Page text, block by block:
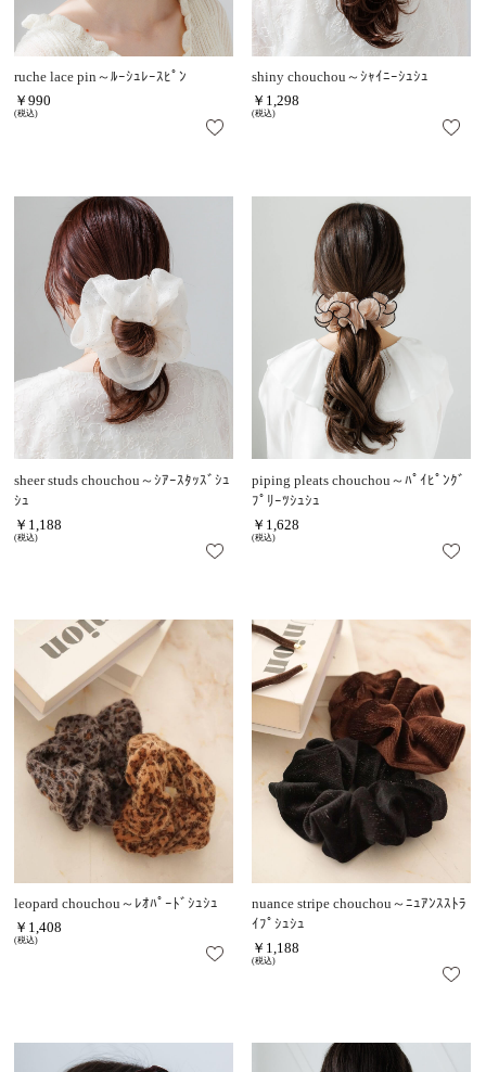
ruche lace pin～ﾙｰｼｭﾚｰｽﾋﾟﾝ
￥990
(税込)
shiny chouchou～ｼｬｲﾆｰｼｭｼｭ
￥1,298
(税込)
sheer studs chouchou～ｼｱｰｽﾀｯｽﾞｼｭ
ｼｭ
￥1,188
(税込)
piping pleats chouchou～ﾊﾟｲﾋﾟﾝｸﾞ
ﾌﾟﾘｰﾂｼｭｼｭ
￥1,628
(税込)
leopard chouchou～ﾚｵﾊﾟｰﾄﾞｼｭｼｭ
￥1,408
(税込)
nuance stripe chouchou～ﾆｭｱﾝｽｽﾄﾗ
ｲﾌﾟｼｭｼｭ
￥1,188
(税込)